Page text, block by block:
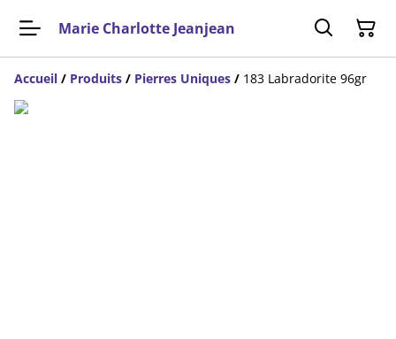
Marie Charlotte Jeanjean
Accueil / Produits / Pierres Uniques / 183 Labradorite 96gr